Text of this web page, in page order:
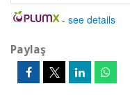
- see details
Paylaş